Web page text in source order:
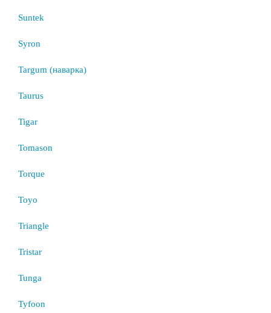
Suntek
Syron
Targum (наварка)
Taurus
Tigar
Tomason
Torque
Toyo
Triangle
Tristar
Tunga
Tyfoon